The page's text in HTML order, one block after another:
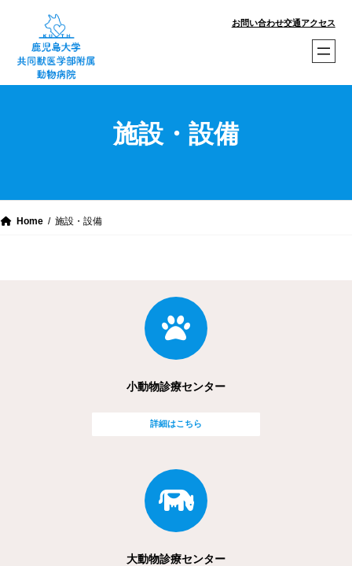
お問い合わせ交通アクセス
施設・設備
Home 施設・設備
小動物診療センター
詳細はこちら
大動物診療センター